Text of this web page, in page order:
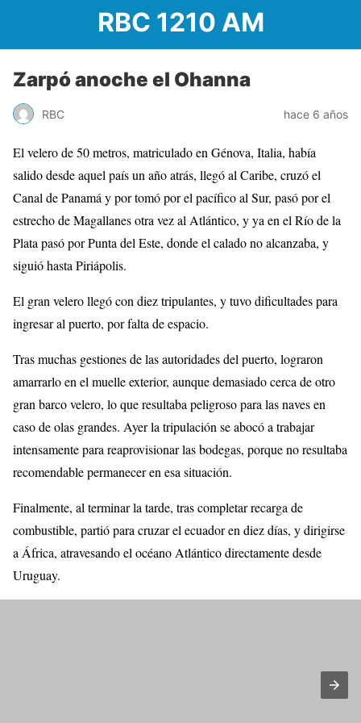
RBC 1210 AM
Zarpó anoche el Ohanna
RBC hace 6 años
El velero de 50 metros, matriculado en Génova, Italia, había
salido desde aquel país un año atrás, llegó al Caribe, cruzó el
Canal de Panamá y por tomó por el pacífico al Sur, pasó por el
estrecho de Magallanes otra vez al Atlántico, y ya en el Río de la
Plata pasó por Punta del Este, donde el calado no alcanzaba, y
siguió hasta Piriápolis.
El gran velero llegó con diez tripulantes, y tuvo dificultades para
ingresar al puerto, por falta de espacio.
Tras muchas gestiones de las autoridades del puerto, lograron
amarrarlo en el muelle exterior, aunque demasiado cerca de otro
gran barco velero, lo que resultaba peligroso para las naves en
caso de olas grandes. Ayer la tripulación se abocó a trabajar
intensamente para reaprovisionar las bodegas, porque no resultaba
recomendable permanecer en esa situación.
Finalmente, al terminar la tarde, tras completar recarga de
combustible, partió para cruzar el ecuador en diez días, y dirigirse
a África, atravesando el océano Atlántico directamente desde
Uruguay.